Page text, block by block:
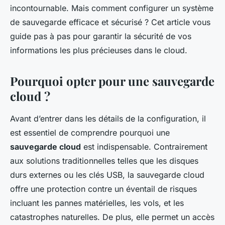
incontournable. Mais comment configurer un système
de sauvegarde efficace et sécurisé ? Cet article vous
guide pas à pas pour garantir la sécurité de vos
informations les plus précieuses dans le cloud.
Pourquoi opter pour une sauvegarde
cloud ?
Avant d’entrer dans les détails de la configuration, il
est essentiel de comprendre pourquoi une
sauvegarde cloud est indispensable. Contrairement
aux solutions traditionnelles telles que les disques
durs externes ou les clés USB, la sauvegarde cloud
offre une protection contre un éventail de risques
incluant les pannes matérielles, les vols, et les
catastrophes naturelles. De plus, elle permet un accès